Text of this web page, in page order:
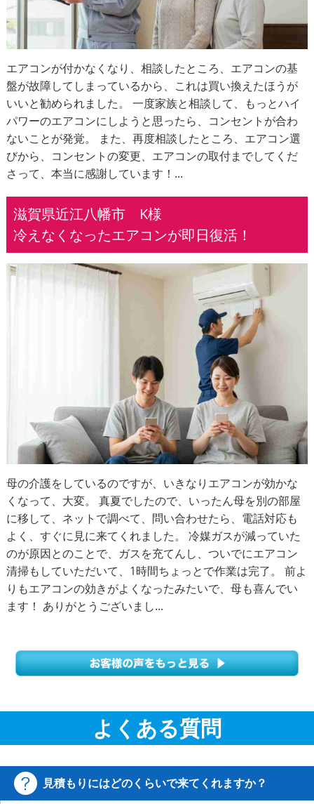
エアコンが付かなくなり、相談したところ、エアコンの基
盤が故障してしまっているから、これは買い換えたほうが
いいと勧められました。 一度家族と相談して、もっとハイ
パワーのエアコンにしようと思ったら、コンセントが合わ
ないことが発覚。 また、再度相談したところ、エアコン選
びから、コンセントの変更、エアコンの取付までしてくだ
さって、本当に感謝しています！...
滋賀県近江八幡市 K様
冷えなくなったエアコンが即日復活！
母の介護をしているのですが、いきなりエアコンが効かな
くなって、大変。 真夏でしたので、いったん母を別の部屋
に移して、ネットで調べて、問い合わせたら、電話対応も
よく、すぐに見に来てくれました。 冷媒ガスが減っていた
のが原因とのことで、ガスを充てんし、ついでにエアコン
清掃もしていただいて、1時間ちょっとで作業は完了。 前よ
りもエアコンの効きがよくなったみたいで、母も喜んでい
ます！ ありがとうございまし...
よくある質問
見積もりにはどのくらいで来てくれますか？